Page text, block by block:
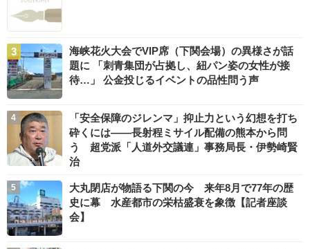
海峡花火大会でVIP席（下関会場）の異様さが話
題に 「刺青集団が占拠し、紐パン姿の女性が接
待…」 公金投じるイベントの品性問う声
「安全保障のジレンマ」抑止力という幻想を打ち
砕くには――長射程ミサイル配備の熊本から問
う 超党派「人道外交議連」事務局長・伊勢崎賢
治
大丸閉店が物語る下関の今 来年8月で77年の歴
史に幕 水産都市の栄枯盛衰を象徴【記者座談
会】